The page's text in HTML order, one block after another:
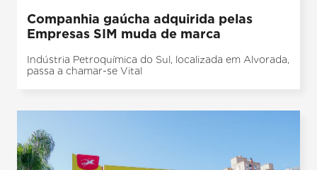
Companhia gaúcha adquirida pelas
Empresas SIM muda de marca
Indústria Petroquímica do Sul, localizada em Alvorada,
passa a chamar-se Vital